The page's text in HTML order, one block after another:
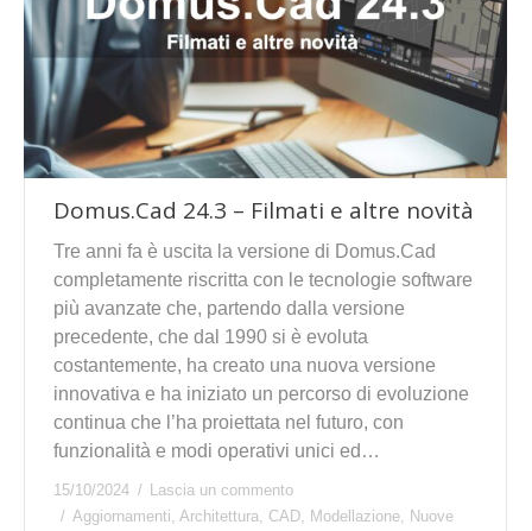
Domus.Cad 24.3 – Filmati e altre novità
Tre anni fa è uscita la versione di Domus.Cad
completamente riscritta con le tecnologie software
più avanzate che, partendo dalla versione
precedente, che dal 1990 si è evoluta
costantemente, ha creato una nuova versione
innovativa e ha iniziato un percorso di evoluzione
continua che l’ha proiettata nel futuro, con
funzionalità e modi operativi unici ed…
15/10/2024
Lascia un commento
Aggiornamenti Architettura CAD Modellazione Nuove